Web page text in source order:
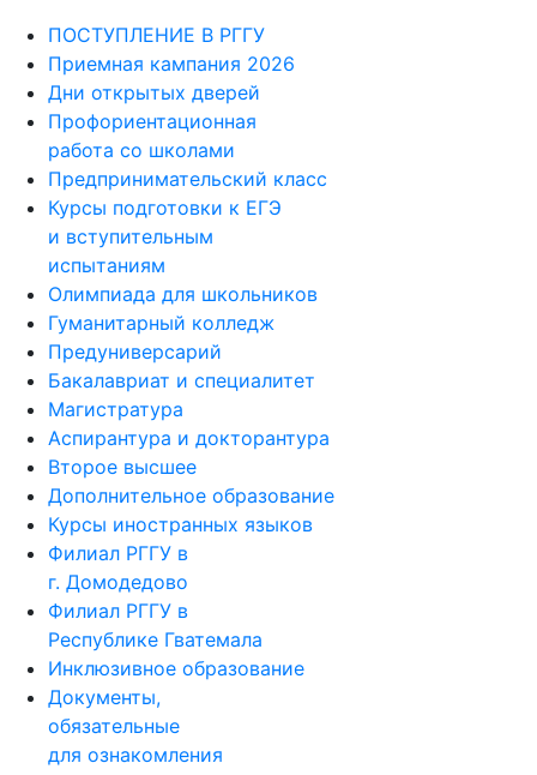
ПОСТУПЛЕНИЕ В РГГУ
Приемная кампания 2026
Дни открытых дверей
Профориентационная
работа со школами
Предпринимательский класс
Курсы подготовки к ЕГЭ
и вступительным
испытаниям
Олимпиада для школьников
Гуманитарный колледж
Предуниверсарий
Бакалавриат и специалитет
Магистратура
Аспирантура и докторантура
Второе высшее
Дополнительное образование
Курсы иностранных языков
Филиал РГГУ в
г. Домодедово
Филиал РГГУ в
Республике Гватемала
Инклюзивное образование
Документы,
обязательные
для ознакомления